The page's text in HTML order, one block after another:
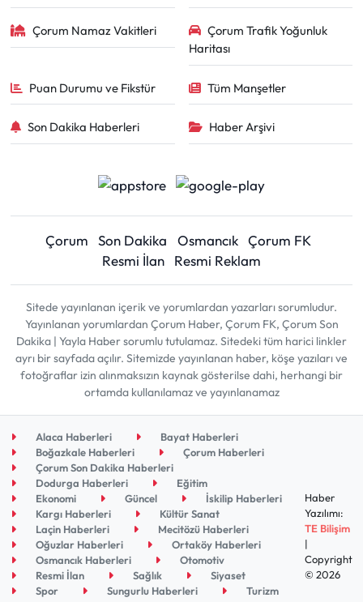
Çorum Namaz Vakitleri
Çorum Trafik Yoğunluk
Haritası
Puan Durumu ve Fikstür Tüm Manşetler
Son Dakika Haberleri Haber Arşivi
Çorum Son Dakika Osmancık Çorum FK
Resmi İlan
Resmi Reklam
Sitede yayınlanan içerik ve yorumlardan yazarları sorumludur.
Yayınlanan yorumlardan Çorum Haber, Çorum FK, Çorum Son
Dakika | Yayla Haber sorumlu tutulamaz. Sitedeki tüm harici linkler
ayrı bir sayfada açılır. Sitemizde yayınlanan haber, köşe yazıları ve
fotoğraflar izin alınmaksızın kaynak gösterilse dahi, herhangi bir
ortamda kullanılamaz ve yayınlanamaz
Alaca Haberleri
Bayat Haberleri
Boğazkale Haberleri
Çorum Haberleri
Çorum Son Dakika Haberleri
Dodurga Haberleri
Eğitim
Ekonomi
Güncel
İskilip Haberleri
Kargı Haberleri
Kültür Sanat
Laçin Haberleri
Mecitözü Haberleri
Oğuzlar Haberleri
Ortaköy Haberleri
Osmancık Haberleri
Otomotiv
Resmi İlan
Sağlık
Siyaset
Spor
Sungurlu Haberleri
Turizm
Haber
Yazılımı:
TE Bilişim
|
Copyright
© 2026